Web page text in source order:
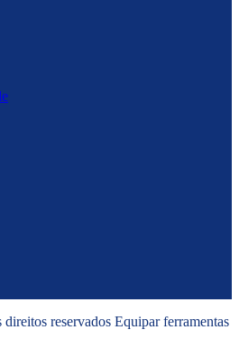
reservados Equipar ferramentas